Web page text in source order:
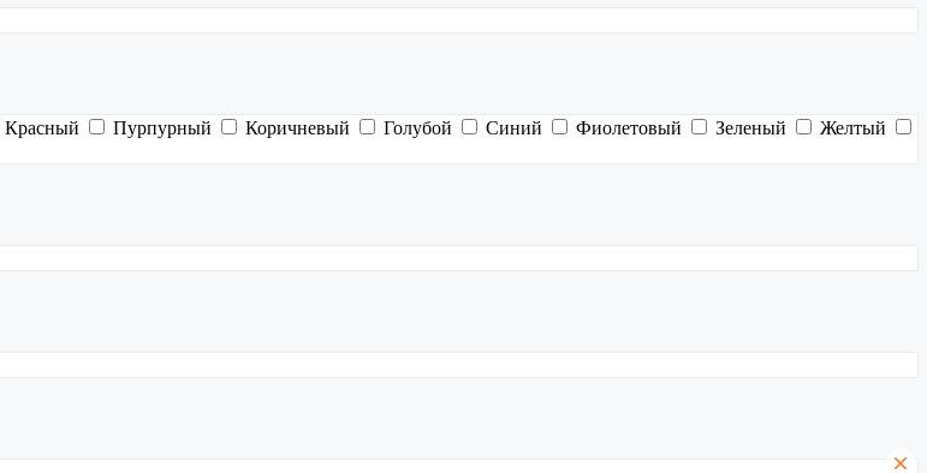
Красный Пурпурный Коричневый Голубой Синий Фиолетовый Зеленый
Желтый